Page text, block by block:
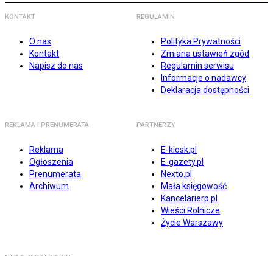
KONTAKT
O nas
Kontakt
Napisz do nas
REGULAMIN
Polityka Prywatności
Zmiana ustawień zgód
Regulamin serwisu
Informacje o nadawcy
Deklaracja dostępności
REKLAMA I PRENUMERATA
Reklama
Ogłoszenia
Prenumerata
Archiwum
PARTNERZY
E-kiosk.pl
E-gazety.pl
Nexto.pl
Mała księgowość
Kancelarierp.pl
Wieści Rolnicze
Życie Warszawy